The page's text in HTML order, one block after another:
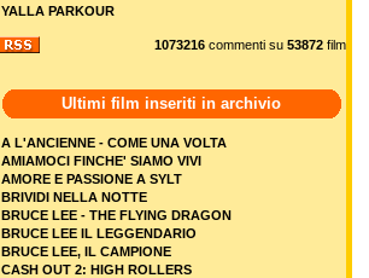
YALLA PARKOUR
1073216 commenti su 53872 film
Ultimi film inseriti in archivio
A L'ANCIENNE - COME UNA VOLTA
AMIAMOCI FINCHE' SIAMO VIVI
AMORE E PASSIONE A SYLT
BRIVIDI NELLA NOTTE
BRUCE LEE - THE FLYING DRAGON
BRUCE LEE IL LEGGENDARIO
BRUCE LEE, IL CAMPIONE
CASH OUT 2: HIGH ROLLERS